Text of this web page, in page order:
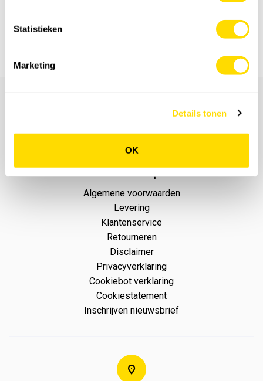
Statistieken
Marketing
Details tonen
OK
Webshop
Algemene voorwaarden
Levering
Klantenservice
Retourneren
Disclaimer
Privacyverklaring
Cookiebot verklaring
Cookiestatement
Inschrijven nieuwsbrief